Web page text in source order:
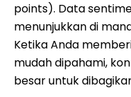
points). Data
menunjukkan di
Ketika Anda
mudah dipahami,
besar untuk